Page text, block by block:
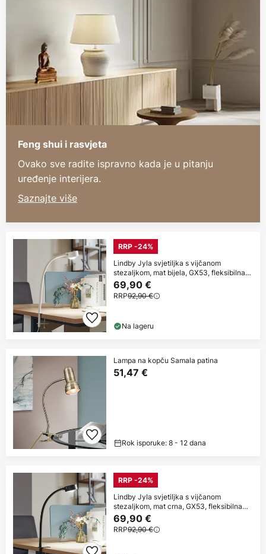
Feng shui i rasvjeta
Ovako sve radite ispravno kada je u pitanju
uređenje interijera.
Saznajte više
RRP -24%
Lindby Jyla svjetiljka s vijčanom
stezaljkom, mat bijela, GX53, fleksibilna
ruka
69,90 €
RRP92,90 €
Na lageru
Lampa na kopču Samala patina
51,47 €
Rok isporuke: 8 - 12 dana
RRP -24%
Lindby Jyla svjetiljka s vijčanom
stezaljkom, mat crna, GX53, fleksibilna
ruka
69,90 €
RRP92,90 €